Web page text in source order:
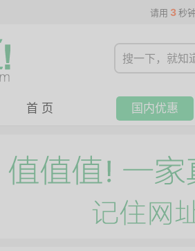
请用 3 秒
首 页 国内优惠